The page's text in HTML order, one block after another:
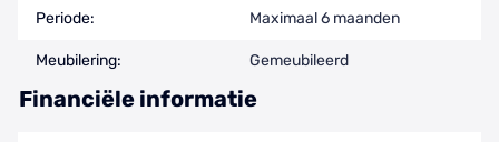
Periode: Maximaal 6 maanden
Meubilering: Gemeubileerd
Financiële informatie